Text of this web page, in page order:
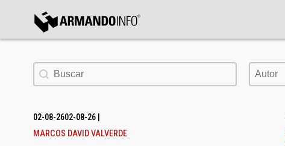
Buscar Autor
Autor
02-08-2602-08-26|
MARCOS DAVID VALVERDE